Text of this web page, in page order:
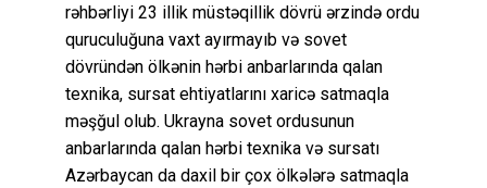
rəhbərliyi 23 illik müstəqillik dövrü ərzində ordu
quruculuğuna vaxt ayırmayıb və sovet
dövründən ölkənin hərbi anbarlarında qalan
texnika, sursat ehtiyatlarını xaricə satmaqla
məşğul olub. Ukrayna sovet ordusunun
anbarlarında qalan hərbi texnika və sursatı
Azərbaycan da daxil bir çox ölkələrə satmaqla